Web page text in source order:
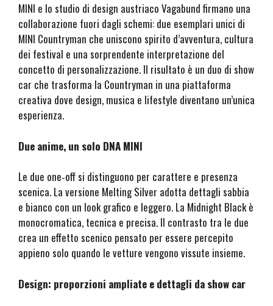
MINI e lo studio di design austriaco Vagabund firmano una
collaborazione fuori dagli schemi: due esemplari unici di
MINI Countryman che uniscono spirito d’avventura, cultura
dei festival e una sorprendente interpretazione del
concetto di personalizzazione. Il risultato è un duo di show
car che trasforma la Countryman in una piattaforma
creativa dove design, musica e lifestyle diventano un’unica
esperienza.
Due anime, un solo DNA MINI
Le due one‑off si distinguono per carattere e presenza
scenica. La versione Melting Silver adotta dettagli sabbia
e bianco con un look grafico e leggero. La Midnight Black è
monocromatica, tecnica e precisa. Il contrasto tra le due
crea un effetto scenico pensato per essere percepito
appieno solo quando le vetture vengono vissute insieme.
Design: proporzioni ampliate e dettagli da show car